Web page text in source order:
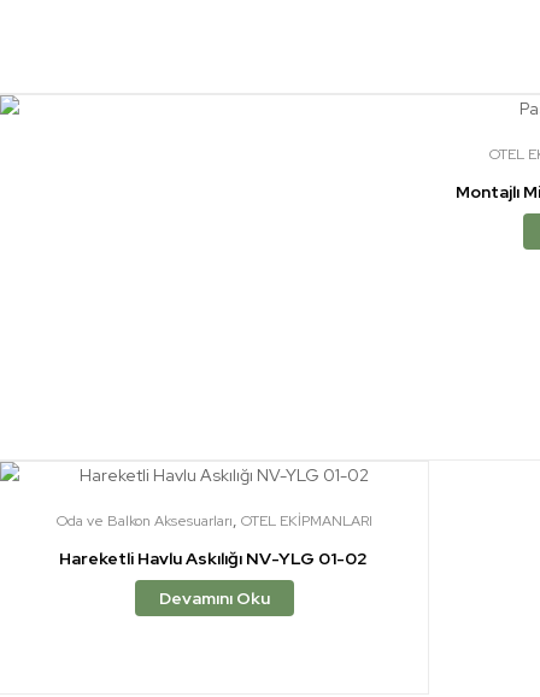
OTEL
Montajlı
Oda ve Balkon Aksesuarları, OTEL EKİPMANLARI
Hareketli Havlu Askılığı NV-YLG 01-02
Devamını Oku